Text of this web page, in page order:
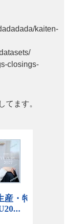
kaiten-
closings-
てます。